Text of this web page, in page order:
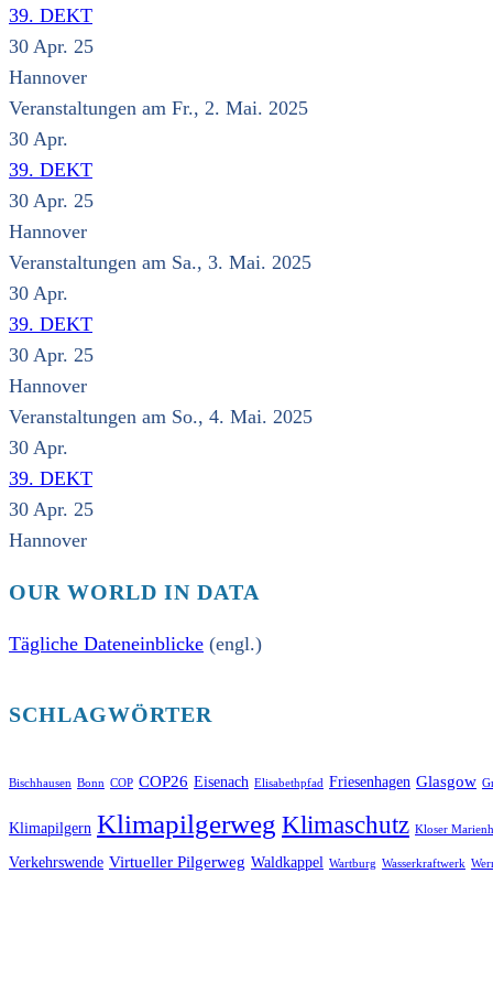
39. DEKT
30 Apr. 25
Hannover
Veranstaltungen am Fr., 2. Mai. 2025
30 Apr.
39. DEKT
30 Apr. 25
Hannover
Veranstaltungen am Sa., 3. Mai. 2025
30 Apr.
39. DEKT
30 Apr. 25
Hannover
Veranstaltungen am So., 4. Mai. 2025
30 Apr.
39. DEKT
30 Apr. 25
Hannover
OUR WORLD IN DATA
Tägliche Dateneinblicke (engl.)
SCHLAGWÖRTER
Bischhausen Bonn COP COP26 Eisenach Elisabethpfad Friesenhagen Glasgow
Klimapilgern Klimapilgerweg Klimaschutz Kloser
Verkehrswende Virtueller Pilgerweg Waldkappel Wartburg Wasserkraftwerk